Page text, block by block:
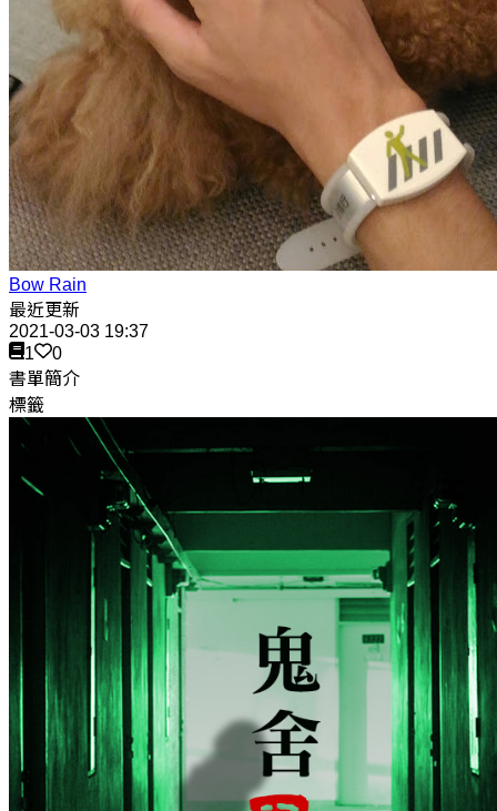
Bow Rain
最近更新
2021-03-03 19:37
1
0
書單簡介
標籤